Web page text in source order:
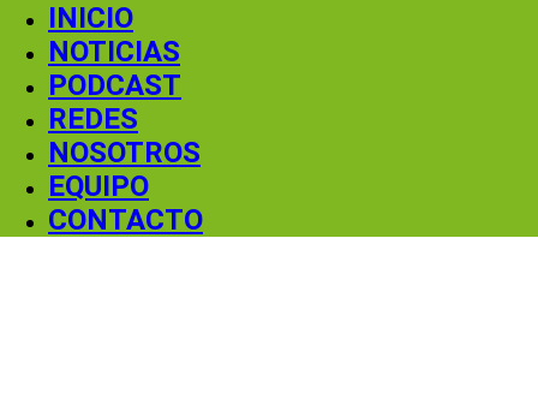
INICIO
NOTICIAS
PODCAST
REDES
NOSOTROS
EQUIPO
CONTACTO